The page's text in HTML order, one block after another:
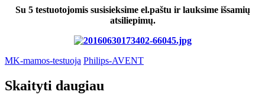
Su 5 testuotojomis susisieksime el.paštu ir lauksime išsamių
atsiliepimų.
MK-mamos-testuoja Philips-AVENT
Skaityti daugiau